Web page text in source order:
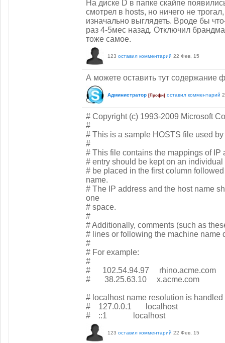
На диске D в папке скайпе
смотрел в hosts, но ничего не
изначально выглядеть. Вроде бы
раз 4-5мес назад. Отключил
тоже самое.
123 оставил комментарий 22 Фев, 15
А можете оставить тут содержание
Администратор [Профи] оставил комментарий
# Copyright (c) 1993-2009 Microsoft
#
# This is a sample HOSTS file used
#
# This file contains the mappings of IP
# entry should be kept on an
# be placed in the first column
name.
# The IP address and the host name
one
# space.
#
# Additionally, comments (such as
# lines or following the machine name
#
# For example:
#
# 102.54.94.97 rhino.acme.com
# 38.25.63.10 x.acme.com #
# localhost name resolution is
# 127.0.0.1 localhost
# ::1 localhost
123 оставил комментарий 22 Фев, 15